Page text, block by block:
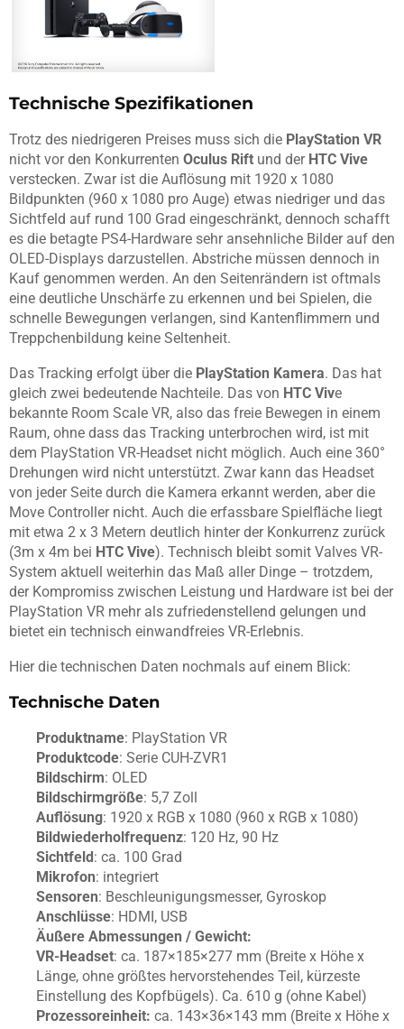
Technische Spezifikationen
Trotz des niedrigeren Preises muss sich die PlayStation VR
nicht vor den Konkurrenten Oculus Rift und derHTC Vive
verstecken. Zwar ist die Auflösung mit 1920 x 1080
Bildpunkten (960 x 1080 pro Auge) etwas niedriger und das
Sichtfeld auf rund 100 Grad eingeschränkt, dennoch schafft
es die betagte PS4-Hardware sehr ansehnliche Bilder auf den
OLED-Displays darzustellen. Abstriche müssen dennoch in
Kauf genommen werden. An den Seitenrändern ist oftmals
eine deutliche Unschärfe zu erkennen und bei Spielen, die
schnelle Bewegungen verlangen, sind Kantenflimmern und
Treppchenbildung keine Seltenheit.
Das Tracking erfolgt über die PlayStation Kamera. Das hat
gleich zwei bedeutende Nachteile. Das von HTC Vive
bekannte Room Scale VR, also das freie Bewegen in einem
Raum, ohne dass das Tracking unterbrochen wird, ist mit
dem PlayStation VR-Headset nicht möglich. Auch eine 360°
Drehungen wird nicht unterstützt. Zwar kann das Headset
von jeder Seite durch die Kamera erkannt werden, aber die
Move Controller nicht. Auch die erfassbare Spielfläche liegt
mit etwa 2 x 3 Metern deutlich hinter der Konkurrenz zurück
(3m x 4m bei HTC Vive). Technisch bleibt somit Valves VR-
System aktuell weiterhin das Maß aller Dinge – trotzdem,
der Kompromiss zwischen Leistung und Hardware ist bei der
PlayStation VR mehr als zufriedenstellend gelungen und
bietet ein technisch einwandfreies VR-Erlebnis.
Hier die technischen Daten nochmals auf einem Blick:
Technische Daten
Produktname: PlayStation VR
Produktcode: Serie CUH-ZVR1
Bildschirm: OLED
Bildschirmgröße: 5,7 Zoll
Auflösung: 1920 x RGB x 1080 (960 x RGB x 1080)
Bildwiederholfrequenz: 120 Hz, 90 Hz
Sichtfeld: ca. 100 Grad
Mikrofon: integriert
Sensoren: Beschleunigungsmesser, Gyroskop
Anschlüsse: HDMI, USB
Äußere Abmessungen / Gewicht:
VR-Headset: ca. 187×185×277 mm (Breite x Höhe x
Länge, ohne größtes hervorstehendes Teil, kürzeste
Einstellung des Kopfbügels). Ca. 610 g (ohne Kabel)
Prozessoreinheit: ca. 143×36×143 mm (Breite x Höhe x